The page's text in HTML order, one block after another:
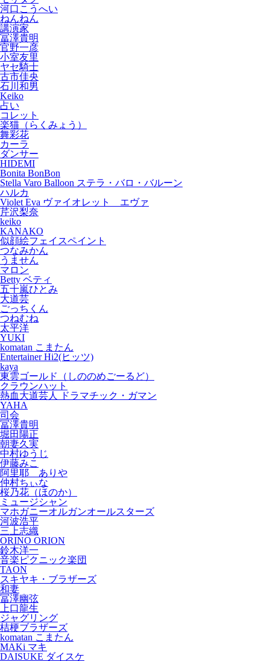
河口こうへい
ねんねん
講演家
冨澤貴明
官野一彦
小室友里
ヤセ騎士
古市佳央
石川和男
Keiko
占い
コレット
楽猫（らくみょう）
舞彩花
カーラ
ダンサー
HIDEMI
Bonita BonBon
Stella Varo Balloon ステラ・バロ・バルーン
ハルカ
Violet Eva ヴァイオレット エヴァ
芹沢梨奈
keiko
KANAKO
似顔絵フェイスペイント
つなみかん
うません
マロン
Betty ベティ
五十嵐ひとみ
大道芸
ごっちくん
つねむね
太平洋
YUKI
komatan こまたん
Entertainer Hi2(ヒッツ)
kaya
東雲ゴールド（しののめごーるど）
クラウンハット
熱血大道芸人 ドラマチック・ガマン
YAHA
司会
冨澤貴明
堀田陽正
朝妻久実
中村ゆうじ
伊藤みこ
阿里耶 ありや
仲村ちぃな
桜乃花（ほのか）
ミュージシャン
マホガニーオルガンオールスターズ
河波浩平
三上志織
ORINO ORION
鈴木洋一
音楽ピクニック楽団
TAON
スキヤキ・ブラザーズ
和妻
冨澤幽弦
上口龍生
ジャグリング
桔梗ブラザーズ
komatan こまたん
MAKi マキ
DAISUKE ダイスケ